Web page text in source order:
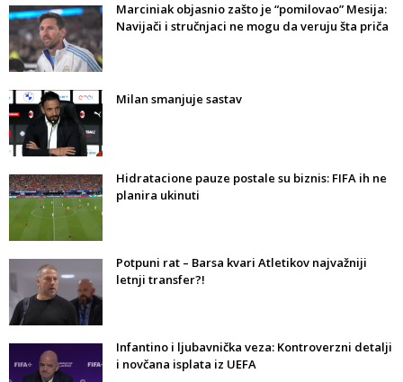
Marciniak objasnio zašto je “pomilovao” Mesija:
Navijači i stručnjaci ne mogu da veruju šta priča
Milan smanjuje sastav
Hidratacione pauze postale su biznis: FIFA ih ne
planira ukinuti
Potpuni rat – Barsa kvari Atletikov najvažniji
letnji transfer?!
Infantino i ljubavnička veza: Kontroverzni detalji
i novčana isplata iz UEFA